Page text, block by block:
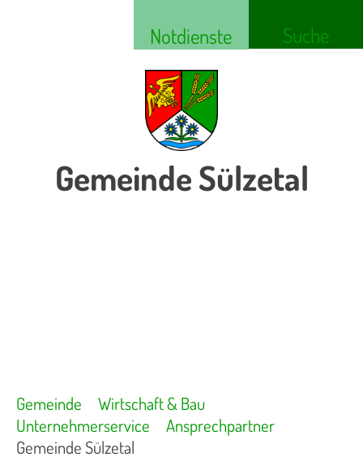
Notdienste Suche
Gemeinde Sülzetal
Gemeinde
Wirtschaft & Bau
Unternehmerservice
Ansprechpartner
Gemeinde Sülzetal